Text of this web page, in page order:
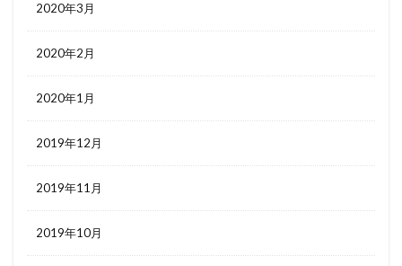
2020年3月
2020年2月
2020年1月
2019年12月
2019年11月
2019年10月